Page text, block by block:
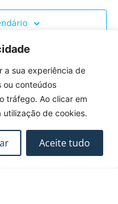
a sua experiência de
ou conteúdos
tráfego. Ao clicar em
utilização de cookies.
Aceite tudo